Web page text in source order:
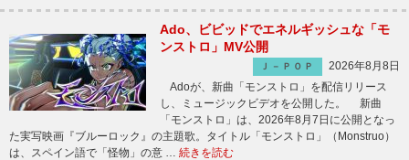
Ado、ビビッドでエネルギッシュな「モ
ンストロ」MV公開
Ｊ－ＰＯＰ
2026年8月8日
Adoが、新曲「モンストロ」を配信リリース
し、ミュージックビデオを公開した。 新曲
「モンストロ」は、2026年8月7日に公開となっ
た実写映画『ブルーロック』の主題歌。タイトル「モンストロ」（Monstruo）
は、スペイン語で「怪物」の意 … 続きを読む